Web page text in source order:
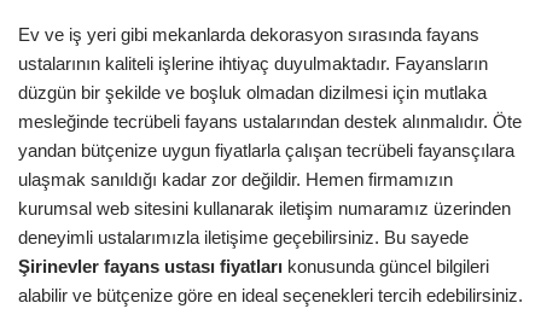
Ev ve iş yeri gibi mekanlarda dekorasyon sırasında fayans
ustalarının kaliteli işlerine ihtiyaç duyulmaktadır. Fayansların
düzgün bir şekilde ve boşluk olmadan dizilmesi için mutlaka
mesleğinde tecrübeli fayans ustalarından destek alınmalıdır. Öte
yandan bütçenize uygun fiyatlarla çalışan tecrübeli fayansçılara
ulaşmak sanıldığı kadar zor değildir. Hemen firmamızın
kurumsal web sitesini kullanarak iletişim numaramız üzerinden
deneyimli ustalarımızla iletişime geçebilirsiniz. Bu sayede
Şirinevler fayans ustası fiyatları konusunda güncel bilgileri
alabilir ve bütçenize göre en ideal seçenekleri tercih edebilirsiniz.